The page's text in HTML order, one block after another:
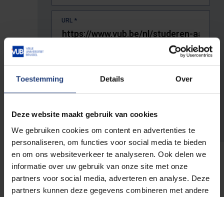
Toestemming Details Over
Deze website maakt gebruik van cookies
We gebruiken cookies om content en advertenties te
personaliseren, om functies voor social media te bieden
en om ons websiteverkeer te analyseren. Ook delen we
informatie over uw gebruik van onze site met onze
partners voor social media, adverteren en analyse. Deze
partners kunnen deze gegevens combineren met andere
URL *
De volledige URL van de pagina waar je de fout zag.